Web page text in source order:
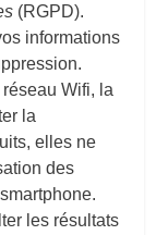
(RGPD).
informations
Wifi, la
la
elles ne
des
les résultats